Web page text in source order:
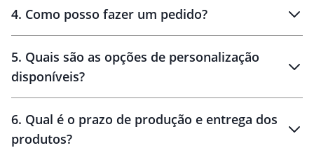
personalizados
brinde
personalização
4. Como posso fazer um pedido?
amostra virtual
5. Quais são as opções de personalização
disponíveis?
6. Qual é o prazo de produção e entrega dos
produtos?